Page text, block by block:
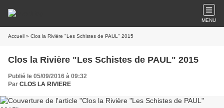
MENU
Accueil » Clos la Rivière "Les Schistes de PAUL" 2015
Clos la Rivière "Les Schistes de PAUL" 2015
Publié le 05/09/2016 à 09:32
Par CLOS LA RIVIERE